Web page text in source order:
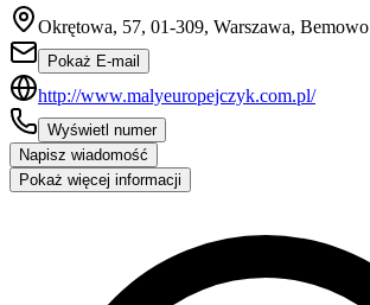
Okrętowa, 57, 01-309, Warszawa, Bemowo
Pokaż E-mail
http://www.malyeuropejczyk.com.pl/
Wyświetl numer
Napisz wiadomość
Pokaż więcej informacji